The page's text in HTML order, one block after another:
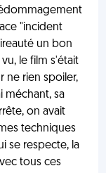
"incident
un bon
le film s'était
ne rien spoiler,
méchant, sa
on avait
techniques
se respecte, la
tous ces